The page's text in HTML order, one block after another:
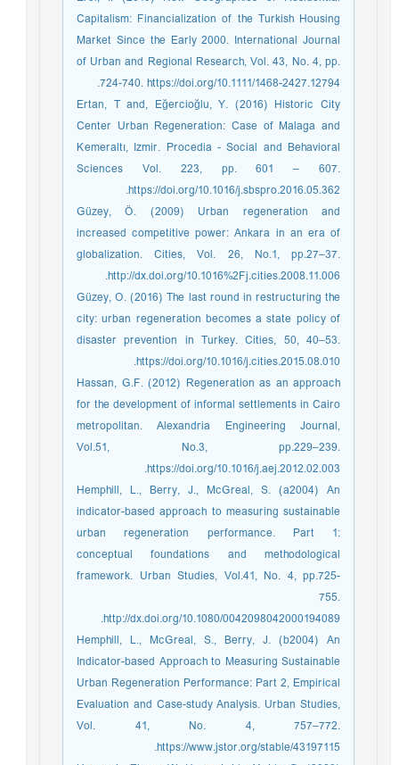
Capitalism: Financialization of the Turkish Housing
Market Since the Early 2000. International Journal
of Urban and Regional Research, Vol. 43, No. 4, pp.
724-740. https://doi.org/10.1111/1468-2427.12794.
Ertan, T and, Eğercioğlu, Y. (2016) Historic City
Center Urban Regeneration: Case of Malaga and
Kemeraltı, Izmir. Procedia - Social and Behavioral
Sciences Vol. 223, pp. 601 – 607.
https://doi.org/10.1016/j.sbspro.2016.05.362.
Güzey, Ö. (2009) Urban regeneration and
increased competitive power: Ankara in an era of
globalization. Cities, Vol. 26, No.1, pp.27–37.
http://dx.doi.org/10.1016%2Fj.cities.2008.11.006.
Güzey, O. (2016) The last round in restructuring the
city: urban regeneration becomes a state policy of
disaster prevention in Turkey. Cities, 50, 40–53.
https://doi.org/10.1016/j.cities.2015.08.010.
Hassan, G.F. (2012) Regeneration as an approach
for the development of informal settlements in Cairo
metropolitan. Alexandria Engineering Journal,
Vol.51, No.3, pp.229–239.
https://doi.org/10.1016/j.aej.2012.02.003.
Hemphill, L., Berry, J., McGreal, S. (a2004) An
indicator-based approach to measuring sustainable
urban regeneration performance. Part 1:
conceptual foundations and methodological
framework. Urban Studies, Vol.41, No. 4, pp.725-
755.
http://dx.doi.org/10.1080/0042098042000194089.
Hemphill, L., McGreal, S., Berry, J. (b2004) An
Indicator-based Approach to Measuring Sustainable
Urban Regeneration Performance: Part 2, Empirical
Evaluation and Case-study Analysis. Urban Studies,
Vol. 41, No. 4, 757–772.
https://www.jstor.org/stable/43197115.